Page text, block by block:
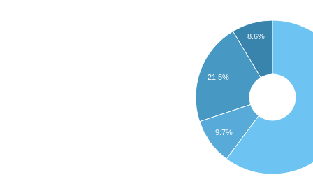
8.6%
21.5%
9.7%